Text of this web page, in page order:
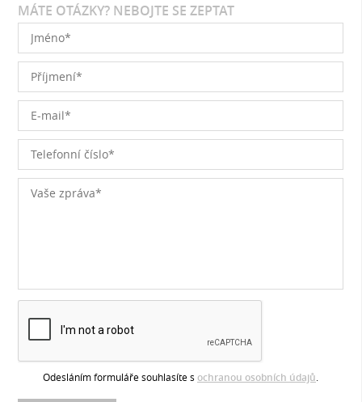
MÁTE OTÁZKY? NEBOJTE SE ZEPTAT
Odesláním formuláře souhlasíte s ochranou osobních údajů